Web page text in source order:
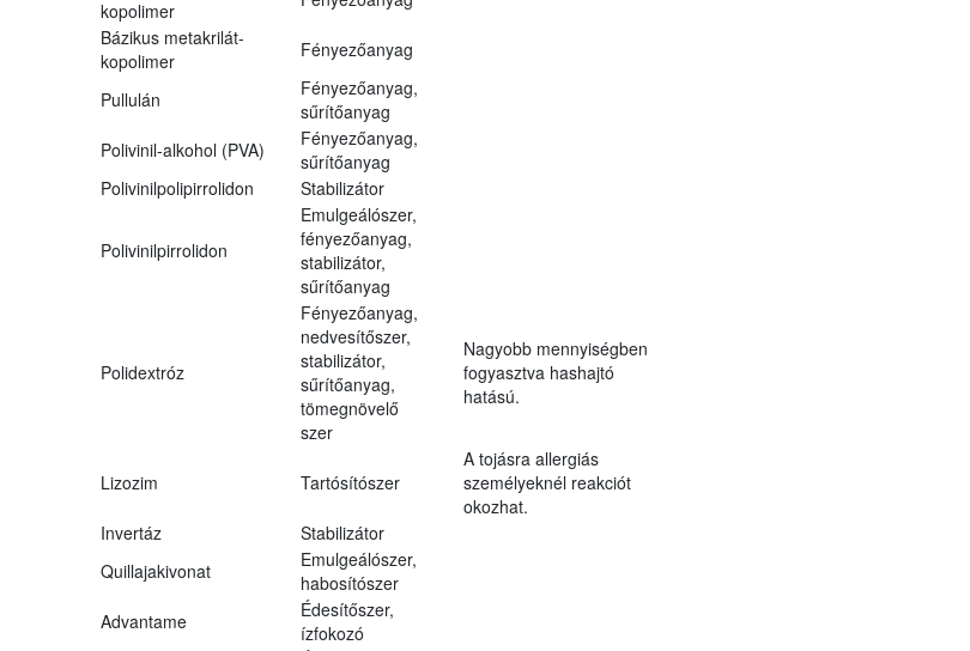
kopolimer
Bázikus metakrilát-
kopolimer
Fényezőanyag
Pullulán
Fényezőanyag,
sűrítőanyag
Polivinil-alkohol (PVA)
Fényezőanyag,
sűrítőanyag
Polivinilpolipirrolidon Stabilizátor
Polivinilpirrolidon
Emulgeálószer,
fényezőanyag,
stabilizátor,
sűrítőanyag
Polidextróz
Fényezőanyag,
nedvesítőszer,
stabilizátor,
sűrítőanyag,
tömegnövelő
szer
Nagyobb mennyiségben
fogyasztva hashajtó
hatású.
Lizozim Tartósítószer
A tojásra allergiás
személyeknél reakciót
okozhat.
Invertáz
Stabilizátor
Quillajakivonat
Emulgeálószer,
habosítószer
Advantame
Édesítőszer,
ízfokozó